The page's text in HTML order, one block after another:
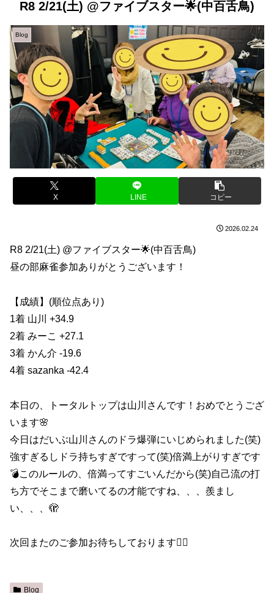
R8 2/21(土) @ファイブスター🌟(中百舌鳥)
Blog
X LINE コピー
2026.02.24
R8 2/21(土) @ファイブスター🌟(中百舌鳥)
昼の部麻雀参加ありがとうございます！
【成績】(順位点あり)
1着 山川 +34.9
2着 みーこ +27.1
3着 かん介 -19.6
4着 sazanka -42.4
本日の、トータルトップは山川さんです！おめでとうござ
います🌸
今日はだいぶ山川さんのドラ爆弾にいじめられました(笑)
強すぎるしドラ持ちすぎですって(笑)倍満上がりすぎです
💣このルールの、倍満ってすごいんだから(笑)自己流の打
ち方でそこまで磨いてるの才能ですね、、、羨まし
い、、、🫣
次回またのご参加お待ちしております🙇‍♀️
Blog